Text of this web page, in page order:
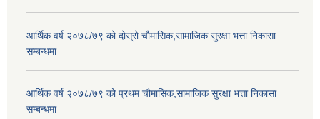
आर्थिक वर्ष २०७८/७९ को दोस्रो चौमासिक,सामाजिक सुरक्षा भत्ता निकासा
सम्बन्धमा
आर्थिक वर्ष २०७८/७९ को प्रथम चौमासिक,सामाजिक सुरक्षा भत्ता निकासा
सम्बन्धमा